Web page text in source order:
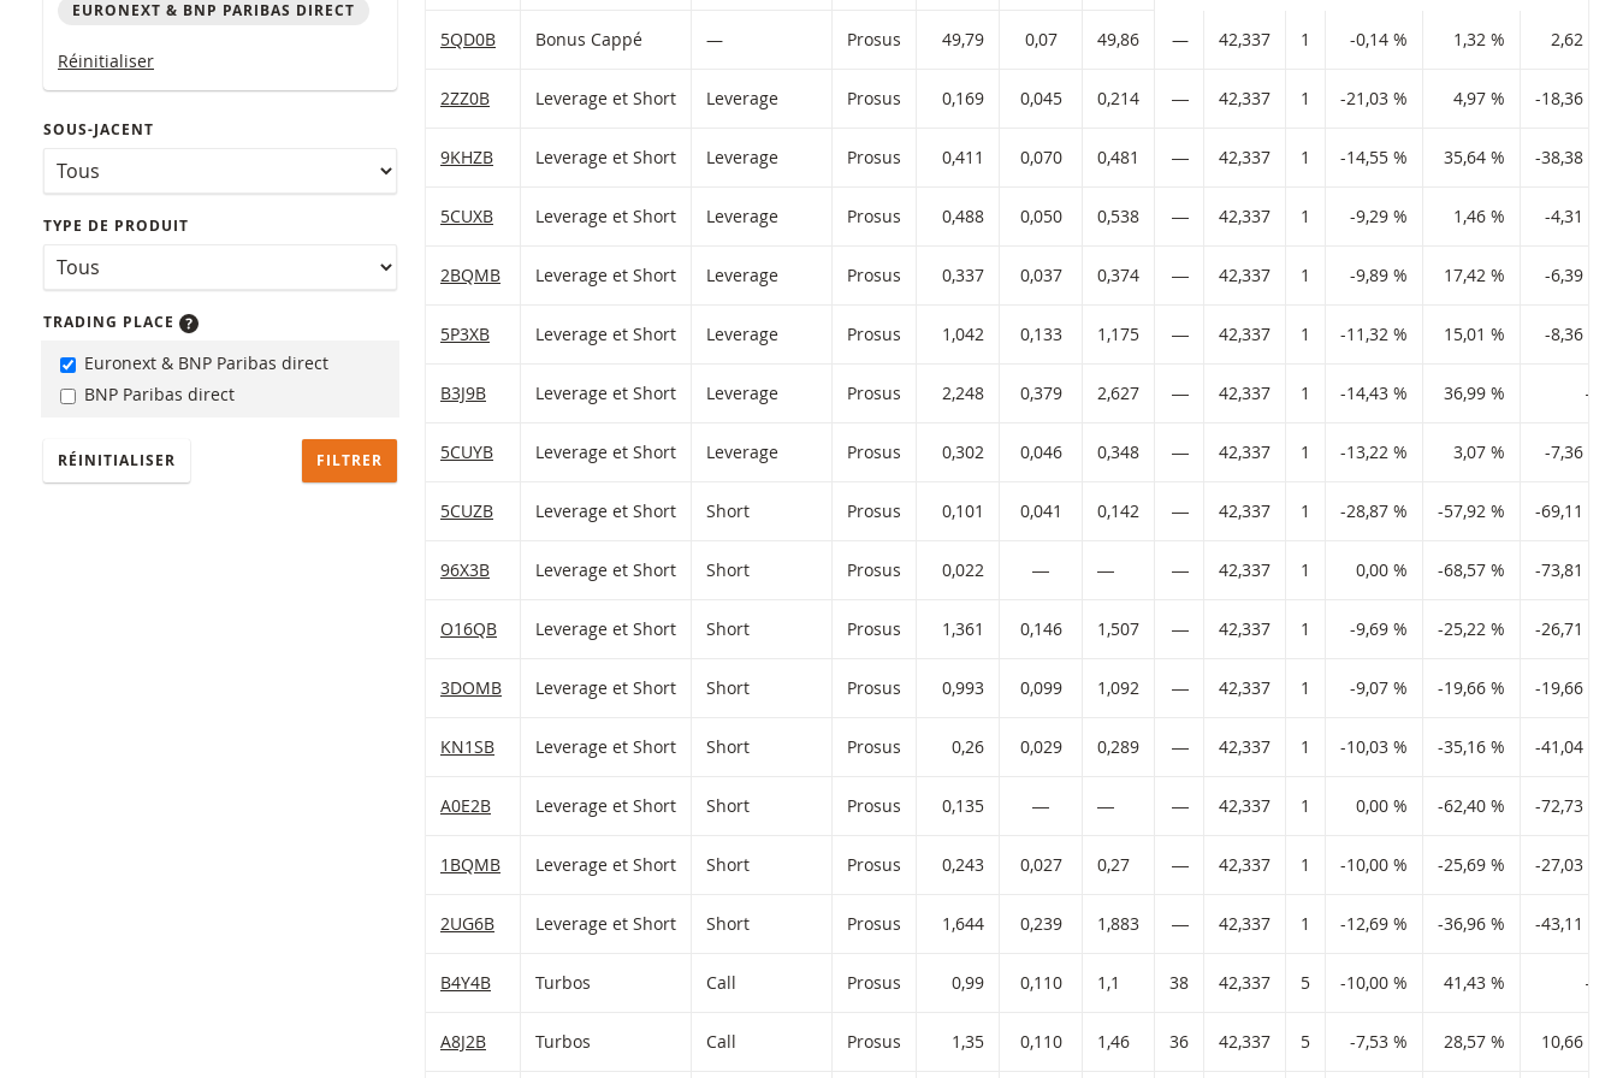
EURONEXT & BNP PARIBAS DIRECT
Réinitialiser
SOUS-JACENT
TYPE DE PRODUIT
TRADING PLACE
Euronext & BNP Paribas direct
BNP Paribas direct
RÉINITIALISER
Table with (filtered) products.
5QD0B Bonus Cappé — Prosus 49,79 0,07 49,86 — 42,337 1 -0,14 % 1,32 % 2,62 %
2ZZ0B Leverage et Short Leverage Prosus 0,169 0,045 0,214 ― 42,337 1 -21,03 % 4,97 % -18,36 %
9KHZB Leverage et Short Leverage Prosus 0,411 0,070 0,481 ― 42,337 1 -14,55 % 35,64 % -38,38 %
5CUXB Leverage et Short Leverage Prosus 0,488 0,050 0,538 ― 42,337 1 -9,29 % 1,46 % -4,31 %
2BQMB Leverage et Short Leverage Prosus 0,337 0,037 0,374 ― 42,337 1 -9,89 % 17,42 % -6,39 %
5P3XB Leverage et Short Leverage Prosus 1,042 0,133 1,175 ― 42,337 1 -11,32 % 15,01 % -8,36 %
B3J9B Leverage et Short Leverage Prosus 2,248 0,379 2,627 ― 42,337 1 -14,43 % 36,99 % ―
5CUYB Leverage et Short Leverage Prosus 0,302 0,046 0,348 ― 42,337 1 -13,22 % 3,07 % -7,36 %
5CUZB Leverage et Short Short Prosus 0,101 0,041 0,142 ― 42,337 1 -28,87 % -57,92 % -69,11 %
96X3B Leverage et Short Short Prosus 0,022 ― ― ― 42,337 1 0,00 % -68,57 % -73,81 %
O16QB Leverage et Short Short Prosus 1,361 0,146 1,507 ― 42,337 1 -9,69 % -25,22 % -26,71 %
3DOMB Leverage et Short Short Prosus 0,993 0,099 1,092 ― 42,337 1 -9,07 % -19,66 % -19,66 %
KN1SB Leverage et Short Short Prosus 0,26 0,029 0,289 ― 42,337 1 -10,03 % -35,16 % -41,04 %
A0E2B Leverage et Short Short Prosus 0,135 ― ― ― 42,337 1 0,00 % -62,40 % -72,73 %
1BQMB Leverage et Short Short Prosus 0,243 0,027 0,27 ― 42,337 1 -10,00 % -25,69 % -27,03 %
2UG6B Leverage et Short Short Prosus 1,644 0,239 1,883 ― 42,337 1 -12,69 % -36,96 % -43,11 %
B4Y4B Turbos Call Prosus 0,99 0,110 1,1 38 42,337 5 -10,00 % 41,43 % ―
A8J2B Turbos Call Prosus 1,35 0,110 1,46 36 42,337 5 -7,53 % 28,57 % 10,66 %